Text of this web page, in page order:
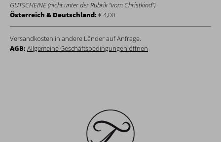
GUTSCHEINE (nicht unter der Rubrik “vom Christkind”)
Österreich & Deutschland:€ 4,00
Versandkosten in andere Länder auf Anfrage.
AGB:Allgemeine Geschäftsbedingungen öffnen